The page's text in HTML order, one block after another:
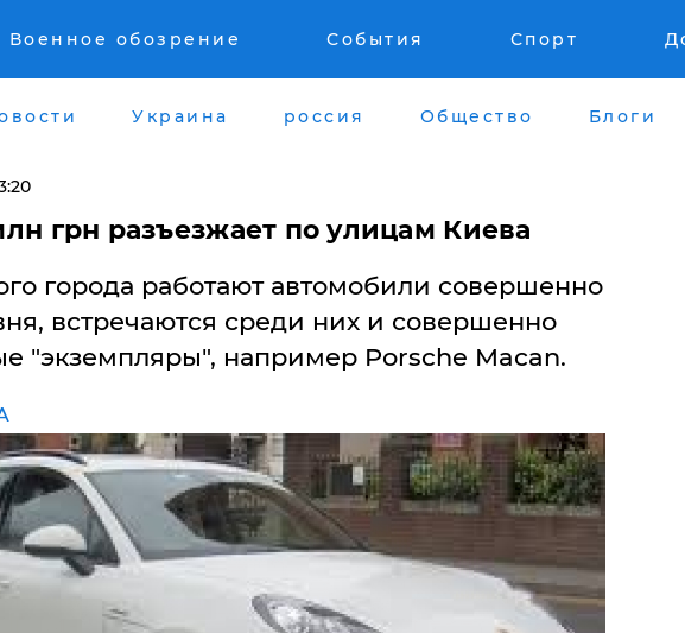
Военное обозрение События Спорт
Украина россия Общество Блоги
грн разъезжает по улицам Киева
города работают автомобили совершенно
встречаются среди них и совершенно
"экземпляры", например Porsche Macan.